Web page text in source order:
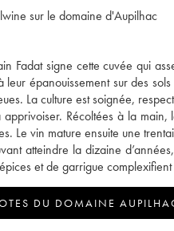
sur le domaine d'Aupilhac
Fadat signe cette cuvée qui
leur épanouissement sur des
La culture est soignée,
Récoltées à la
Le vin mature ensuite une
atteindre la dizaine
et de garrigue
DU DOMAINE